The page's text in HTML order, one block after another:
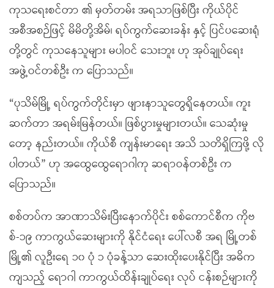
ကုသရေးစင်တာ ၏ မှတ်တမ်း အရသာဖြစ်ပြီး ကိုယ်ပိုင်
အစီအစဉ်ဖြင့် မိမိတို့အိမ်၊ ရပ်ကွက်ဆေးခန်း နှင့် ပြင်ပဆေးရုံ
တို့တွင် ကုသနေသူများ မပါဝင် သေးဘူး ဟု အုပ်ချုပ်ရေး
အဖွဲ့ဝင်တစ်ဦး က ပြောသည်။
“ပုသိမ်မြို့ ရပ်ကွက်တိုင်းမှာ ဖျားနာသူတွေရှိနေတယ်။ ကူး
ဆက်တာ အရမ်းမြန်တယ်။ ဖြစ်ပွားမှုများတယ်။ သေဆုံးမှု
တော့ နည်းတယ်။ ကိုယ်စီ ကျန်းမာရေး အသိ သတိရှိကြဖို့ လို
ပါတယ်” ဟု အထွေထွေရောဂါကု ဆရာဝန်တစ်ဦး က
ပြောသည်။
စစ်တပ်က အာဏာသိမ်းပြီးနောက်ပိုင်း စစ်ကောင်စီက ကိုဗ
စ်-၁၉ ကာကွယ်ဆေးများကို နိုင်ငံရေး ပေါ်လစီ အရ မြို့တစ်
မြို့၏ လူဦးရေ ၁၀ ပုံ ၁ ပုံခန့်သာ ဆေးထိုးပေးနိုင်ပြီး အဓိက
ကျသည့် ရောဂါ ကာကွယ်ထိန်းချုပ်ရေး လုပ် ငန်းစဉ်များကို